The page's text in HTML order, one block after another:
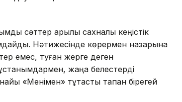
сәттер арқылы сахналық кеңістік
Нәтижесінде көрермен назарына
емес, туған жерге деген
жаңа белестерді
«Менімен» тұтастық тапқан бірегей